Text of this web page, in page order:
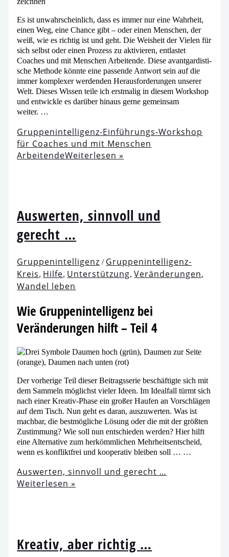
Es ist unwahr­schein­lich, dass es immer nur eine Wahrheit,
einen Weg, eine Chance gibt – oder einen Menschen, der
weiß, wie es rich­tig ist und geht. Die Weisheit der Vielen für
sich selbst oder einen Prozess zu akti­vie­ren, ent­las­tet
Coaches und mit Menschen Arbeitende. Diese avant­gar­dis­ti­
sche Methode könn­te eine pas­sen­de Antwort sein auf die
immer kom­ple­xer wer­den­den Herausforderungen unse­rer
Welt. Dieses Wissen tei­le ich erst­ma­lig in die­sem Workshop
und ent­wick­le es dar­über hin­aus ger­ne gemein­sam
weiter. …
Gruppenintelligenz-Einführungs-Workshop
für Coaches und mit Menschen
ArbeitendeWeiterlesen »
Auswerten, sinn­voll und
gerecht …
Gruppenintelligenz / Gruppenintelligenz-
Kreis, Hilfe, Unterstützung,Veränderungen,
Wandel leben
Wie Gruppenintelligenz bei
Veränderungen hilft – Teil 4
Der vor­he­ri­ge Teil die­ser Beitragsserie beschäf­tig­te sich mit
dem Sammeln mög­lichst vie­ler Ideen. Im Idealfall türmt sich
nach einer Kreativ-Phase ein gro­ßer Haufen an Vorschlägen
auf dem Tisch. Nun geht es dar­an, aus­zu­wer­ten. Was ist
mach­bar, die best­mög­li­che Lösung oder die mit der größ­ten
Zustimmung? Wie soll nun ent­schie­den wer­den? Hier hilft
eine Alternative zum her­kömm­li­chen Mehrheitsentscheid,
wenn es kon­flikt­frei und koope­ra­tiv blei­ben soll … …
Auswerten, sinn­voll und gerecht …
Weiterlesen »
Kreativ, aber richtig …